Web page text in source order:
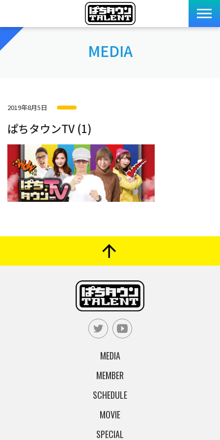
MEDIA
2019年8月5日
ぱちタウンTV (1)
MEDIA
MEMBER
SCHEDULE
MOVIE
SPECIAL